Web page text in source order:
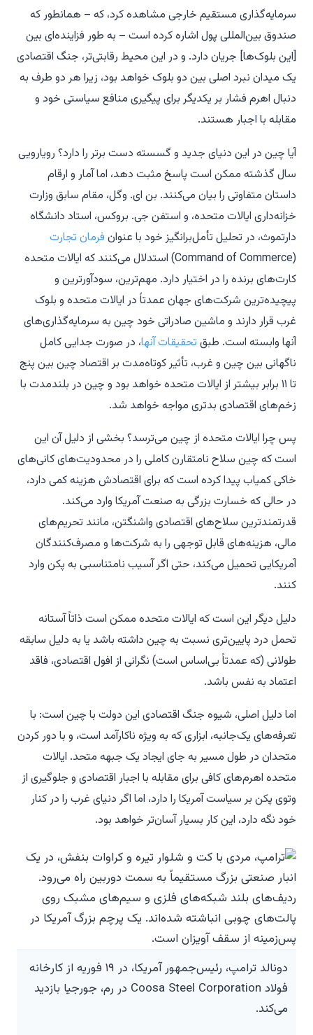
سرمایه‌گذاری مستقیم خارجی مشاهده کرد، که – همانطور که
صندوق بین‌المللی پول اشاره کرده است – به طور فزاینده‌ای بین
[این بلوک‌ها] جریان دارد. و در این محیط رقابتی‌تر، جنگ اقتصادی
یک میدان نبرد اصلی بین دو بلوک خواهد بود، زیرا هر دو طرف به
دنبال اهرم فشار بر یکدیگر برای پیگیری منافع سیاستی خود و
مقابله با اجبار هستند.
آیا چین در این دنیای جدید و گسسته دست برتر را دارد؟ رویارویی
سال گذشته ممکن است پاسخ مثبت دهد، اما آمار و ارقام
داستان متفاوتی را بیان می‌کنند. بن ای. وگل، مقام سابق وزارت
خزانه‌داری ایالات متحده، و استفن جی. بروکس، استاد دانشگاه
دارتموث، در تحلیل تأمل‌برانگیز خود با عنوان فرمان تجارت
(Command of Commerce) استدلال می‌کنند که ایالات متحده
کارت‌های برنده را در اختیار دارد. مهم‌ترین، سودآورترین و
پیچیده‌ترین شرکت‌های جهان عمدتاً در ایالات متحده و بلوک
غرب قرار دارند و ماشین صادراتی خود چین به سرمایه‌گذاری‌های
آنها وابسته است. طبق تحقیقات آنها، در صورت جدایی کامل
ناگهانی بین چین و غرب، تأثیر کوتاه‌مدت بر اقتصاد چین بین پنج
تا ۱۱ برابر بیشتر از ایالات متحده خواهد بود و چین در بلندمدت با
زخم‌های اقتصادی بدتری مواجه خواهد شد.
پس چرا ایالات متحده از چین می‌ترسد؟ بخشی از دلیل آن این
است که چین سلاح نامتقارن کاملی را در محدودیت‌های کانی‌های
خاکی کمیاب پیدا کرده است که برای اقتصادش هزینه کمی دارد،
در حالی که خسارت بزرگی به صنعت آمریکا وارد می‌کند.
قدرتمندترین سلاح‌های اقتصادی واشنگتن، مانند تحریم‌های
مالی، هزینه‌های قابل توجهی را به شرکت‌ها و مصرف‌کنندگان
آمریکایی تحمیل می‌کند، حتی اگر آسیب نامتناسبی به پکن وارد
کنند.
دلیل دیگر این است که ایالات متحده ممکن است ذاتاً آستانه
تحمل درد پایین‌تری نسبت به چین داشته باشد یا به دلیل سابقه
طولانی (که عمدتاً بی‌اساس است) نگرانی از افول اقتصادی، فاقد
اعتماد به نفس باشد.
اما دلیل اصلی، شیوه جنگ اقتصادی این دولت با چین است: با
تعرفه‌های یک‌جانبه، ابزاری که به ویژه ناکارآمد است، و با دور کردن
متحدان در طول مسیر به جای ایجاد یک جبهه متحد. ایالات
متحده اهرم‌های کافی برای مقابله با اجبار اقتصادی و جلوگیری از
وتوی پکن بر سیاست آمریکا را دارد، اما اگر دنیای غرب را در کنار
خود نگه دارد، این کار بسیار آسان‌تر خواهد بود.
دونالد ترامپ، رئیس‌جمهور آمریکا، در ۱۹ فوریه از کارخانه
فولاد Coosa Steel Corporation در رم، جورجیا بازدید
می‌کند.